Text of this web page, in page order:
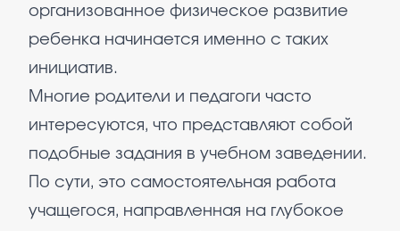
организованное физическое развитие
ребенка начинается именно с таких
инициатив.
Многие родители и педагоги часто
интересуются, что представляют собой
подобные задания в учебном заведении.
По сути, это самостоятельная работа
учащегося, направленная на глубокое